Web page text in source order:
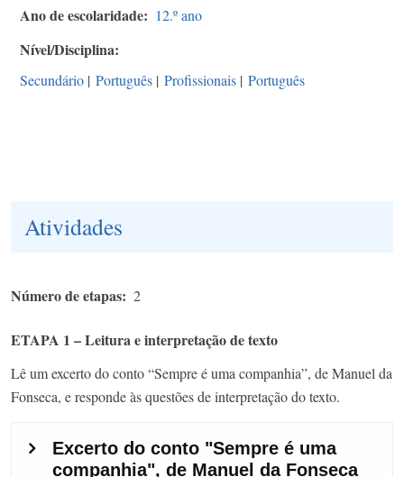
Ano de escolaridade 12.º ano
Nível/Disciplina
Secundário | Português | Profissionais | Português
Atividades
Número de etapas 2
ETAPA 1 – Leitura e interpretação de texto
Lê um excerto do conto “Sempre é uma companhia”, de Manuel da
Fonseca, e responde às questões de interpretação do texto.